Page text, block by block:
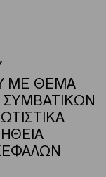
ΜΕ ΘΕΜΑ